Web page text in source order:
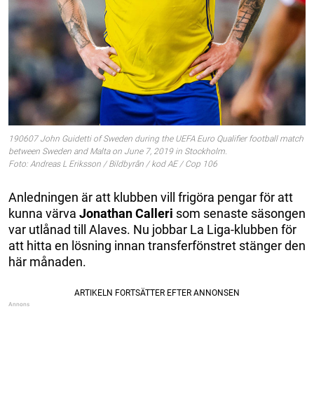
190607 John Guidetti of Sweden during the UEFA Euro Qualifier football match
between Sweden and Malta on June 7, 2019 in Stockholm.
Foto: Andreas L Eriksson / Bildbyrån / kod AE / Cop 106
Anledningen är att klubben vill frigöra pengar för att
kunna värva Jonathan Calleri som senaste säsongen
var utlånad till Alaves. Nu jobbar La Liga-klubben för
att hitta en lösning innan transferfönstret stänger den
här månaden.